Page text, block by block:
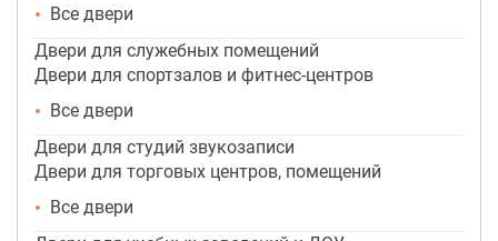
Все двери
Двери для служебных помещений
Двери для спортзалов и фитнес-центров
Все двери
Двери для студий звукозаписи
Двери для торговых центров, помещений
Все двери